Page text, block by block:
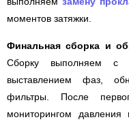
моментов затяжки.
Финальная сборка и
Сборку выполняем с
выставлением фаз,
фильтры. После
мониторингом